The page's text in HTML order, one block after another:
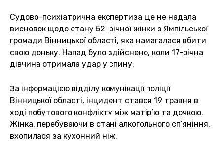
Судово-психіатрична експертиза ще не надала
висновок щодо стану 52-річної жінки з Ямпільської
громади Вінницької області, яка намагалася вбити
свою доньку. Напад було здійснено, коли 17-річна
дівчина отримала удар у спину.
За інформацією відділу комунікації поліції
Вінницької області, інцидент стався 19 травня в
ході побутового конфлікту між матір’ю та дочкою.
Жінка, перебуваючи в стані алкогольного сп’яніння,
вхопилася за кухонний ніж.